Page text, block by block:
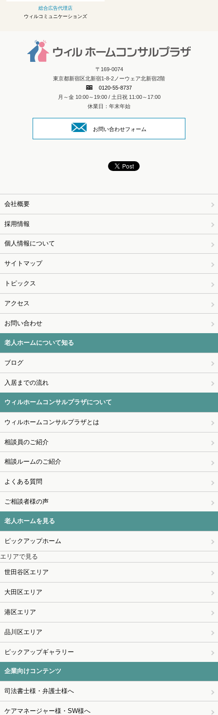
総合広告代理店
ウィルコミュニケーションズ
〒169-0074
東京都新宿区北新宿1-8-2ノーウェア北新宿2階
0120-55-8737
月～金 10:00～19:00 / 土日祝 11:00～17:00
休業日：年末年始
お問い合わせフォーム
会社概要
採用情報
個人情報について
サイトマップ
トピックス
アクセス
お問い合わせ
老人ホームについて知る
ブログ
入居までの流れ
ウィルホームコンサルプラザについて
ウィルホームコンサルプラザとは
相談員のご紹介
相談ルームのご紹介
よくある質問
ご相談者様の声
老人ホームを見る
ピックアップホーム
エリアで見る
世田谷区エリア
大田区エリア
港区エリア
品川区エリア
ピックアップギャラリー
企業向けコンテンツ
司法書士様・弁護士様へ
ケアマネージャー様・SW様へ